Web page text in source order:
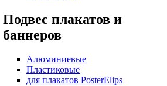
Подвес плакатов и
баннеров
Алюминиевые
Пластиковые
для плакатов PosterElips